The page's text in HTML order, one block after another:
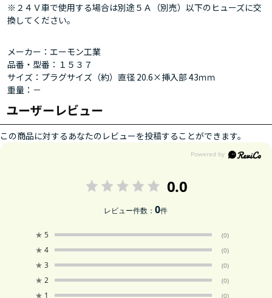
※２４Ｖ車で使用する場合は別途５Ａ（別売）以下のヒューズに交
換してください。
メーカー：エーモン工業
品番・型番：１５３７
サイズ：プラグサイズ（約）直径 20.6×挿入部 43ｍｍ
重量：－
ユーザーレビュー
この商品に対するあなたのレビューを投稿することができます。
0.0
レビュー件数：0件
★ 5 (0)
★ 4 (0)
★ 3 (0)
★ 2 (0)
★ 1 (0)